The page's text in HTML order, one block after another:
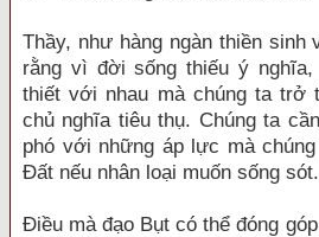
Thầy, như hàng ngàn thiền sinh
rằng vì đời sống thiếu ý
thiết với nhau mà chúng ta trở
chủ nghĩa tiêu thụ. Chúng ta
phó với những áp lực mà
Đất nếu nhân loại muốn sống sót.
Điều mà đạo Bụt có thể đóng